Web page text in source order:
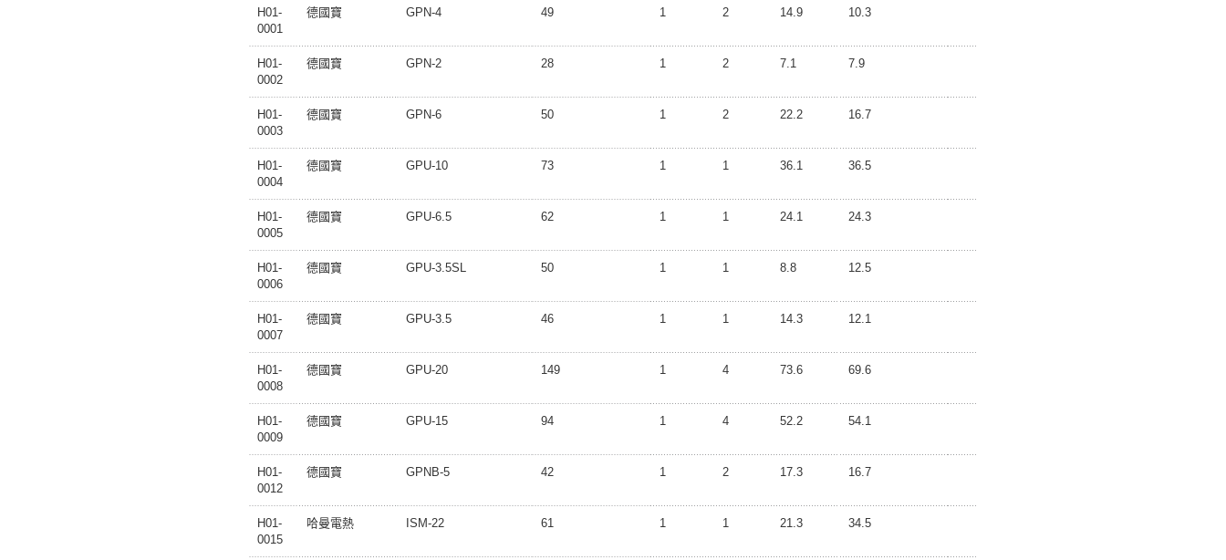
H01-
0001
德國寶 GPN-4 49 1 2 14.9 10.3
H01-
0002
德國寶 GPN-2 28 1 2 7.1 7.9
H01-
0003
德國寶 GPN-6 50 1 2 22.2 16.7
H01-
0004
德國寶 GPU-10 73 1 1 36.1 36.5
H01-
0005
德國寶 GPU-6.5 62 1 1 24.1 24.3
H01-
0006
德國寶 GPU-3.5SL 50 1 1 8.8 12.5
H01-
0007
德國寶 GPU-3.5 46 1 1 14.3 12.1
H01-
0008
德國寶 GPU-20 149 1 4 73.6 69.6
H01-
0009
德國寶 GPU-15 94 1 4 52.2 54.1
H01-
0012
德國寶 GPNB-5 42 1 2 17.3 16.7
H01-
0015
哈曼電熱 ISM-22 61 1 1 21.3 34.5